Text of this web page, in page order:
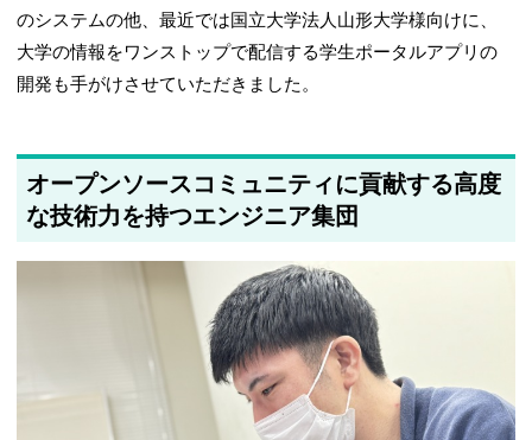
のシステムの他、最近では国立大学法人山形大学様向けに、
大学の情報をワンストップで配信する学生ポータルアプリの
開発も手がけさせていただきました。
オープンソースコミュニティに貢献する高度
な技術力を持つエンジニア集団